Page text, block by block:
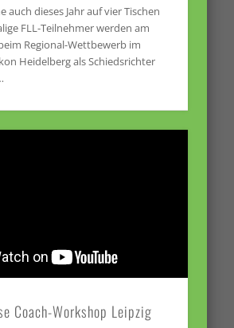
auch dieses Jahr auf vier Tischen
FLL-Teilnehmer werden am
Regional-Wettbewerb im
Heidelberg als Schiedsrichter
Coach-Workshop Leipzig